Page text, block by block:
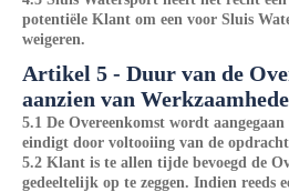
potentiële Klant om een voor Sluis
weigeren.
Artikel 5 - Duur van de
aanzien van
5.1 De Overeenkomst wordt
eindigt door voltooiing van de
5.2 Klant is te allen tijde bevoegd de
gedeeltelijk op te zeggen. Indien reeds